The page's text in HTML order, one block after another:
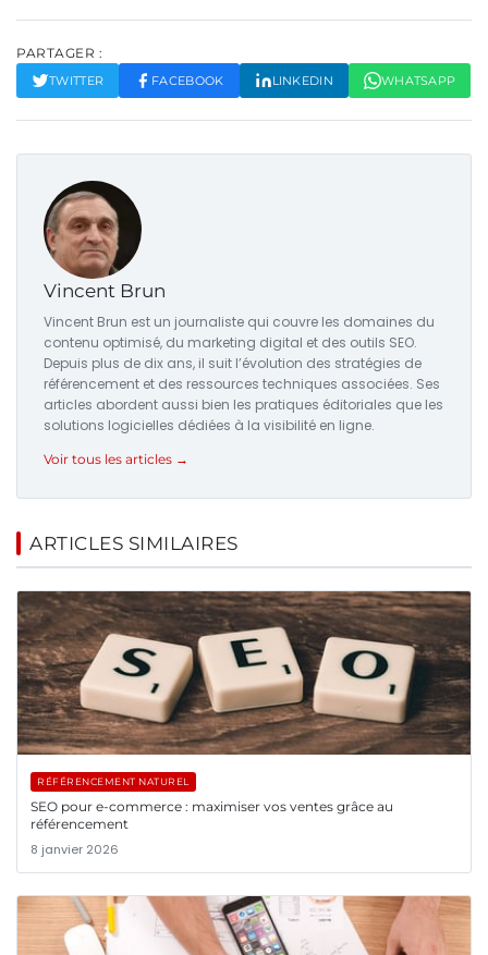
PARTAGER :
TWITTER FACEBOOK LINKEDIN WHATSAPP
Vincent Brun
Vincent Brun est un journaliste qui couvre les domaines du
contenu optimisé, du marketing digital et des outils SEO.
Depuis plus de dix ans, il suit l’évolution des stratégies de
référencement et des ressources techniques associées. Ses
articles abordent aussi bien les pratiques éditoriales que les
solutions logicielles dédiées à la visibilité en ligne.
Voir tous les articles →
ARTICLES SIMILAIRES
RÉFÉRENCEMENT NATUREL
SEO pour e-commerce : maximiser vos ventes grâce au
référencement
8 janvier 2026